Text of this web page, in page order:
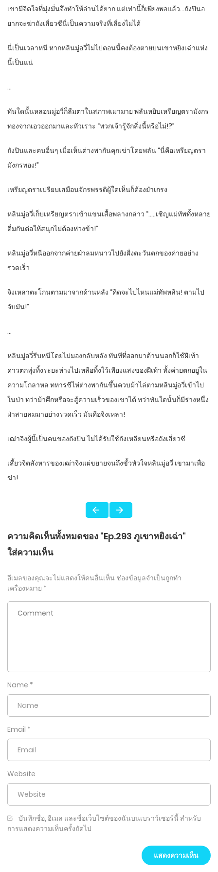
เขามีจิตใจที่มุ่งมั่นจึงทำให้อ่านได้ยาก แต่เท่านี้ก็เพียงพอแล้ว…ถังปินอ
ยากจะฆ่าถังเสี่ยวซีนี่เป็นความจริงที่เลี่ยงไม่ได้
นี่เป็นเวลาหนี หากหลินมู่อวี่ไม่ไปตอนนี้คงต้องตายบนเขาหยิงเฉ่าแห่ง
นี้เป็นแน่
…
ทันใดนั้นหลอนมู่อวี่ก็ลืมตาในสภาพเมามาย พลันหยิบเหรียญตรามังกร
ทองจากเอวออกมาและหัวเราะ “พวกเจ้ารู้จักสิ่งนี้หรือไม่!?”
ถังปินและคนอื่นๆ เมื่อเห็นต่างพากันคุกเข่าโดยพลัน “นี่คือเหรียญตรา
มังกรทอง!”
เหรียญตราเปรียบเสมือนจักรพรรดิผู้ใดเห็นก็ต้องยำเกรง
หลินมู่อวี่เก็บเหรียญตราเข้าแขนเสื้อพลางกล่าว “…..เชิญแม่ทัพทั้งหลาย
ดื่มกันต่อให้สนุกไม่ต้องห่วงข้า!”
หลินมู่อวี่หนีออกจากค่ายฝ่าลมหนาวไปยังฝั่งตะวันตกของค่ายอย่าง
รวดเร็ว
จิงเหลาตะโกนตามมาจากด้านหลัง “คิดจะไปไหนแม่ทัพหลิน! ตามไป
จับมัน!”
…
หลินมู่อวี่รีบหนีโดยไม่มองกลับหลัง ทันทีที่ออกมาด้านนอกก็ใช้ฝีเท้า
ดาวตกพุ่งทิ้งระยะห่างไปเหลือทิ้งไว้เพียงแสงของฝีเท้า ทั้งค่ายตกอยู่ใน
ความโกลาหล ทหารชีไห่ต่างพากันขึ้นควบม้าไล่ตามหลินมู่อวี่เข้าไป
ในป่า ทว่าม้าศึกหรือจะสู้ความเร็วของเขาได้ ทว่าทันใดนั้นก็มีร่างหนึ่ง
ฝ่าสายลมมาอย่างรวดเร็ว มันคือจิงเหลา!
เฒ่าจิงผู้นี้เป็นคนของถังปิน ไม่ได้รับใช้ถังเหลียนหรือถังเสี่ยวซี
เสี้ยวจิตสังหารของเฒ่าจิงแผ่ขยายจนถึงขั้วหัวใจหลินมู่อวี่ เขามาเพื่อ
ฆ่า!
ความคิดเห็นทั้งหมดของ "Ep.293 ภูเขาหยิงเฉ่า"
ใส่ความเห็น
อีเมลของคุณจะไม่แสดงให้คนอื่นเห็น ช่องข้อมูลจำเป็นถูกทำ
เครื่องหมาย *
Name *
Email *
Website
บันทึกชื่อ, อีเมล และชื่อเว็บไซต์ของฉันบนเบราว์เซอร์นี้ สำหรับ
การแสดงความเห็นครั้งถัดไป